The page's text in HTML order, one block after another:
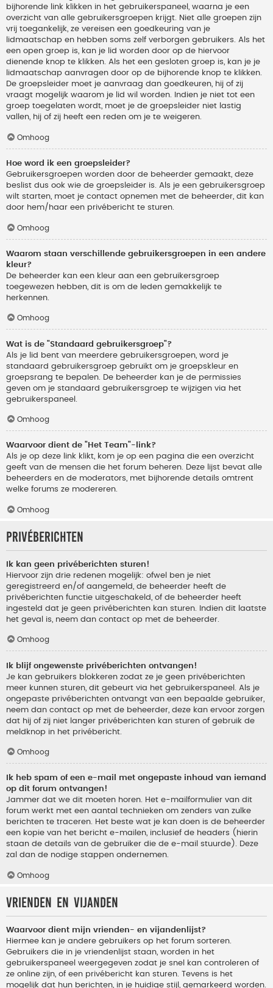
bijhorende link klikken in het gebruikerspaneel, waarna je een
overzicht van alle gebruikersgroepen krijgt. Niet alle groepen zijn
vrij toegankelijk, ze vereisen een goedkeuring van je
lidmaatschap en hebben soms zelf verborgen gebruikers. Als het
een open groep is, kan je lid worden door op de hiervoor
dienende knop te klikken. Als het een gesloten groep is, kan je je
lidmaatschap aanvragen door op de bijhorende knop te klikken.
De groepsleider moet je aanvraag dan goedkeuren, hij of zij
vraagt mogelijk waarom je lid wil worden. Indien je niet tot een
groep toegelaten wordt, moet je de groepsleider niet lastig
vallen, hij of zij heeft een reden om je te weigeren.
Omhoog
Hoe word ik een groepsleider?
Gebruikersgroepen worden door de beheerder gemaakt, deze
beslist dus ook wie de groepsleider is. Als je een gebruikersgroep
wilt starten, moet je contact opnemen met de beheerder, dit kan
door hem/haar een privébericht te sturen.
Omhoog
Waarom staan verschillende gebruikersgroepen in een andere
kleur?
De beheerder kan een kleur aan een gebruikersgroep
toegewezen hebben, dit is om de leden gemakkelijk te
herkennen.
Omhoog
Wat is de "Standaard gebruikersgroep"?
Als je lid bent van meerdere gebruikersgroepen, word je
standaard gebruikersgroep gebruikt om je groepskleur en
groepsrang te bepalen. De beheerder kan je de permissies
geven om je standaard gebruikersgroep te wijzigen via het
gebruikerspaneel.
Omhoog
Waarvoor dient de "Het Team"-link?
Als je op deze link klikt, kom je op een pagina die een overzicht
geeft van de mensen die het forum beheren. Deze lijst bevat alle
beheerders en de moderators, met bijhorende details omtrent
welke forums ze modereren.
Omhoog
Privéberichten
Ik kan geen privéberichten sturen!
Hiervoor zijn drie redenen mogelijk: ofwel ben je niet
geregistreerd en/of aangemeld, de beheerder heeft de
privéberichten functie uitgeschakeld, of de beheerder heeft
ingesteld dat je geen privéberichten kan sturen. Indien dit laatste
het geval is, neem dan contact op met de beheerder.
Omhoog
Ik blijf ongewenste privéberichten ontvangen!
Je kan gebruikers blokkeren zodat ze je geen privéberichten
meer kunnen sturen, dit gebeurt via het gebruikerspaneel. Als je
ongepaste privéberichten ontvangt van een bepaalde gebruiker,
neem dan contact op met de beheerder, deze kan ervoor zorgen
dat hij of zij niet langer privéberichten kan sturen of gebruik de
meldknop in het privébericht.
Omhoog
Ik heb spam of een e-mail met ongepaste inhoud van iemand
op dit forum ontvangen!
Jammer dat we dit moeten horen. Het e-mailformulier van dit
forum werkt met een aantal technieken om zenders van zulke
berichten te traceren. Het beste wat je kan doen is de beheerder
een kopie van het bericht e-mailen, inclusief de headers (hierin
staan de details van de gebruiker die de e-mail stuurde). Deze
zal dan de nodige stappen ondernemen.
Omhoog
Vrienden en vijanden
Waarvoor dient mijn vrienden- en vijandenlijst?
Hiermee kan je andere gebruikers op het forum sorteren.
Gebruikers die in je vriendenlijst staan, worden in het
gebruikerspaneel weergegeven zodat je snel kan controleren of
ze online zijn, of een privébericht kan sturen. Tevens is het
mogelijk dat hun berichten, in je huidige stijl, gemarkeerd worden.